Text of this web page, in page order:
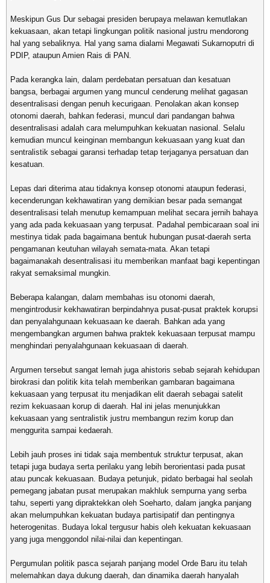
Meskipun Gus Dur sebagai presiden berupaya melawan kemutlakan
kekuasaan, akan tetapi lingkungan politik nasional justru mendorong
hal yang sebaliknya. Hal yang sama dialami Megawati Sukarnoputri di
PDIP, ataupun Amien Rais di PAN.
Pada kerangka lain, dalam perdebatan persatuan dan kesatuan
bangsa, berbagai argumen yang muncul cenderung melihat gagasan
desentralisasi dengan penuh kecurigaan. Penolakan akan konsep
otonomi daerah, bahkan federasi, muncul dari pandangan bahwa
desentralisasi adalah cara melumpuhkan kekuatan nasional. Selalu
kemudian muncul keinginan membangun kekuasaan yang kuat dan
sentralistik sebagai garansi terhadap tetap terjaganya persatuan dan
kesatuan.
Lepas dari diterima atau tidaknya konsep otonomi ataupun federasi,
kecenderungan kekhawatiran yang demikian besar pada semangat
desentralisasi telah menutup kemampuan melihat secara jernih bahaya
yang ada pada kekuasaan yang terpusat. Padahal pembicaraan soal ini
mestinya tidak pada bagaimana bentuk hubungan pusat-daerah serta
pengamanan keutuhan wilayah semata-mata. Akan tetapi
bagaimanakah desentralisasi itu memberikan manfaat bagi kepentingan
rakyat semaksimal mungkin.
Beberapa kalangan, dalam membahas isu otonomi daerah,
mengintrodusir kekhawatiran berpindahnya pusat-pusat praktek korupsi
dan penyalahgunaan kekuasaan ke daerah. Bahkan ada yang
mengembangkan argumen bahwa praktek kekuasaan terpusat mampu
menghindari penyalahgunaan kekuasaan di daerah.
Argumen tersebut sangat lemah juga ahistoris sebab sejarah kehidupan
birokrasi dan politik kita telah memberikan gambaran bagaimana
kekuasaan yang terpusat itu menjadikan elit daerah sebagai satelit
rezim kekuasaan korup di daerah. Hal ini jelas menunjukkan
kekuasaan yang sentralistik justru membangun rezim korup dan
menggurita sampai kedaerah.
Lebih jauh proses ini tidak saja membentuk struktur terpusat, akan
tetapi juga budaya serta perilaku yang lebih berorientasi pada pusat
atau puncak kekuasaan. Budaya petunjuk, pidato berbagai hal seolah
pemegang jabatan pusat merupakan makhluk sempurna yang serba
tahu, seperti yang dipraktekkan oleh Soeharto, dalam jangka panjang
akan melumpuhkan kekuatan budaya partisipatif dan pentingnya
heterogenitas. Budaya lokal tergusur habis oleh kekuatan kekuasaan
yang juga menggondol nilai-nilai dan kepentingan.
Pergumulan politik pasca sejarah panjang model Orde Baru itu telah
melemahkan daya dukung daerah, dan dinamika daerah hanyalah